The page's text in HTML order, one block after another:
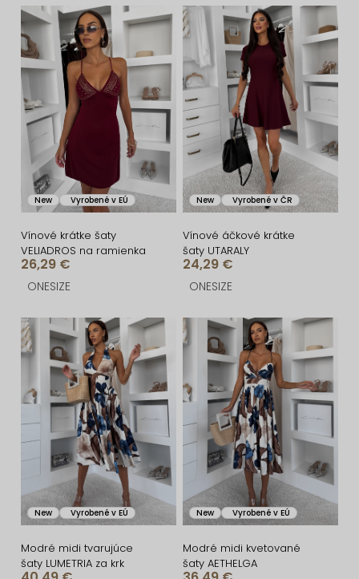
n
i
e
p
r
o
d
u
k
t
o
v
V
ý
p
i
s
p
o
d
u
k
o
v
New Vyrobené v EÚ
Vínové krátke šaty
VELIADROS na ramienka
26,29 €
ONESIZE
New Vyrobené v ČR
Vínové áčkové krátke
šaty UTARALY
24,29 €
ONESIZE
New Vyrobené v EÚ
Modré midi tvarujúce
šaty LUMETRIA za krk
New Vyrobené v EÚ
Modré midi kvetované
šaty AETHELGA